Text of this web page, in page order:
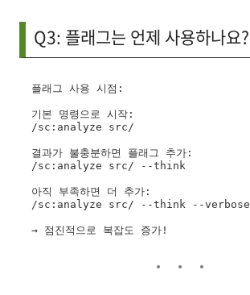
Q3: 플래그는 언제 사용하나요?
플래그 사용 시점:
기본 명령으로 시작:
/sc:analyze src/
결과가 불충분하면 플래그 추가:
/sc:analyze src/ --think
아직 부족하면 더 추가:
/sc:analyze src/ --think --verbose